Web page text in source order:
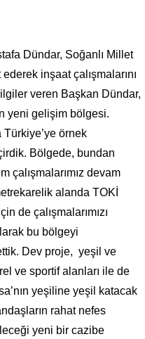
Dündar, Soğanlı Millet
inşaat çalışmalarını
veren Başkan Dündar,
yeni gelişim bölgesi.
örnek
Bölgede, bundan
çalışmalarımız devam
alanda TOKİ
de çalışmalarımızı
bu bölgeyi
Dev proje, yeşil ve
ve sportif alanları ile de
yeşiline yeşil katacak
rahat nefes
yeni bir cazibe